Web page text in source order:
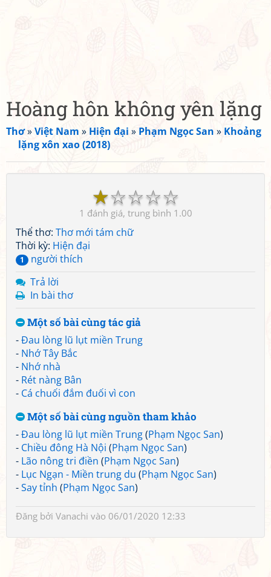
Hoàng hôn không yên lặng
Thơ»Việt Nam » Hiện đại » Phạm Ngọc San » Khoảng
lặng xôn xao (2018)
☆
☆
☆
☆
☆
1 1.00
Thể thơ: Thơ mới tám chữ
Thời kỳ: Hiện đại
1
người thích
Trả lời
In bài thơ
Một số bài cùng tác giả
-Đau lòng lũ lụt miền Trung
- Nhớ Tây Bắc
- Nhớ nhà
- Rét nàng Bân
- Cá chuối đắm đuối vì con
Một số bài cùng nguồn tham khảo
-Đau lòng lũ lụt miền Trung(Phạm Ngọc San)
- Chiều đông Hà Nội (Phạm Ngọc San)
- Lão nông tri điền (Phạm Ngọc San)
- Lục Ngạn - Miền trung du (Phạm Ngọc San)
-Say tỉnh (Phạm Ngọc San)
Đăng bởi Vanachi vào 06/01/2020 12:33